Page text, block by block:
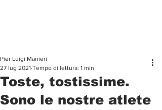
Toste, tostissime.
Sono le nostre atlete
Pier Luigi Manieri
27 lug 2021 Tempo di lettura: 1 min